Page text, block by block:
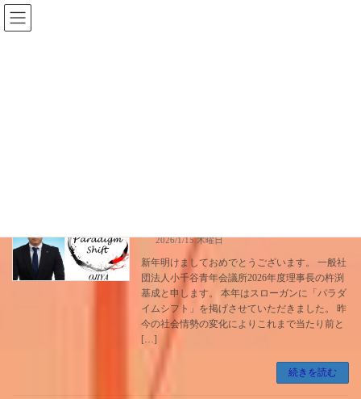
コ
ン
ナ
ビ
2026/1/15 木曜日
新年明けましておめでとうございます。 一般社
団法人小千谷青年会議所2026年度理事長の杵渕
基成と申します。 本年はスローガンに「パラダ
イムシフト」を掲げさせていただきました。 昨
今の社会情勢の変化によりこれまで当たり前と
[…]
続きを読む